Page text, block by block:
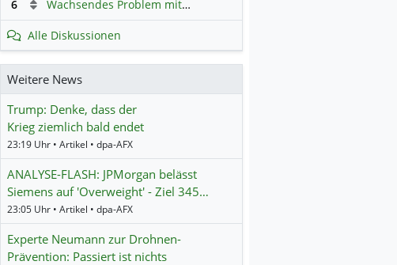
6 Wachsendes Problem mit kriminellen Kunden im Online-Handel
Alle Diskussionen
Weitere News
Trump: Denke, dass der
Krieg ziemlich bald endet
23:19 Uhr • Artikel • dpa-AFX
ANALYSE-FLASH: JPMorgan belässt
Siemens auf 'Overweight' - Ziel 345…
23:05 Uhr • Artikel • dpa-AFX
Experte Neumann zur Drohnen-
Prävention: Passiert ist nichts